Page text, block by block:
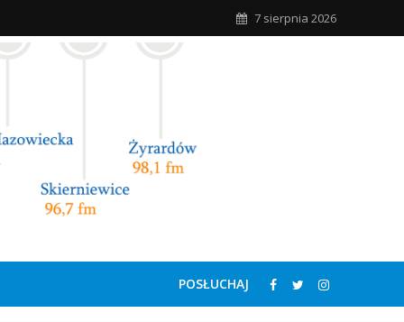
7 sierpnia 2026
POSŁUCHAJ